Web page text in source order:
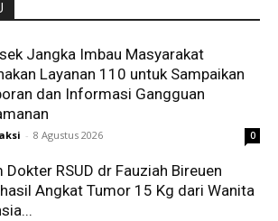
Jangka Imbau Masyarakat
Layanan 110 untuk Sampaikan
dan Informasi Gangguan
- 8 Agustus 2026 0
Dokter RSUD dr Fauziah Bireuen
Angkat Tumor 15 Kg dari Wanita